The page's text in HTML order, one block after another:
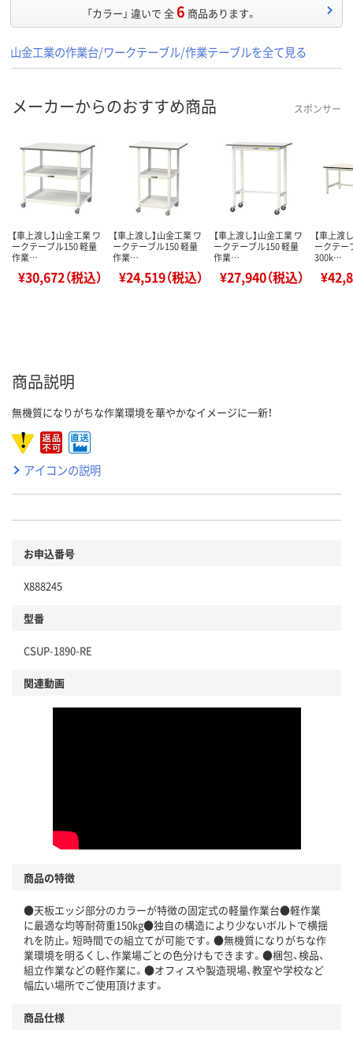
「カラー」 違いで 全6 商品あります。
山金工業の作業台/ワークテーブル/作業テーブルを全て見る
メーカーからのおすすめ商品 スポンサー
【車上渡し】山金工業 ワ
ークテーブル150 軽量
作業…
¥30,672（税込）
【車上渡し】山金工業 ワ
ークテーブル150 軽量
作業…
¥24,519（税込）
【車上渡し】山金工業 ワ
ークテーブル150 軽量
作業…
¥27,940（税込）
【車上渡
ークテー
300k…
商品説明
無機質になりがちな作業環境を華やかなイメージに一新！
アイコンの説明
お申込番号
X888245
型番
CSUP-1890-RE
関連動画
商品の特徴
●天板エッジ部分のカラーが特徴の固定式の軽量作業台●軽作業
に最適な均等耐荷重150kg●独自の構造により少ないボルトで横揺
れを防止。短時間での組立てが可能です。●無機質になりがちな作
業環境を明るくし、作業場ごとの色分けもできます。●梱包、検品、
組立作業などの軽作業に。●オフィスや製造現場、教室や学校など
幅広い場所でご使用頂けます。
商品仕様